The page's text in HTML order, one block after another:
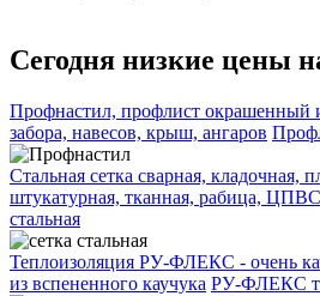
Сегодня низкие цены
Профнастил, профлист окрашенный
забора, навесов, крыш, ангаров
Стальная сетка сварная, кладочная,
штукатурная, тканная, рабица,
стальная
Теплоизоляция РУ-ФЛЕКС - очень
из вспененного каучука РУ-ФЛЕКС